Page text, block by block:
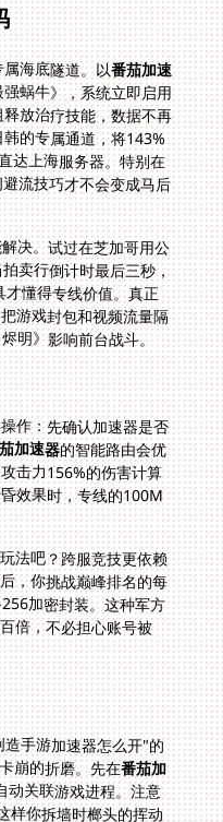
海底隧道。以番茄加速
蜗牛》，系统立即启用
释放治疗技能，数据不再
韩的专属通道，将143%
达上海服务器。特别在
避流技巧才不会变成马后
决。试过在芝加哥用公
卖行倒计时最后三秒，
才懂得专线价值。真正
游戏封包和视频流量隔
明》影响前台战斗。
作：先确认加速器是否
加速器的智能路由会优
先选择上海电信节点，确保主角攻击力156%的伤害计算
零误差。特别当叠加三层30%击昏效果时，专线的100M
法吧？跨服竞技更依赖
，你挑战巅峰排名的每
加密封装。这种军方
百倍，不必担心账号被
手游加速器怎么开"的
崩的折磨。先在番茄加
动关联游戏进程。注意
样你拆墙时榔头的挥动